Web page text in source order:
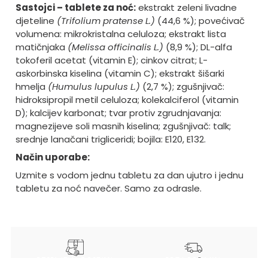
Sastojci – tablete za noć:ekstrakt zeleni livadne
djeteline (Trifolium pratense L.) (44,6 %); povećivač
volumena: mikrokristalna celuloza; ekstrakt lista
matičnjaka (Melissa officinalis L.) (8,9 %); DL-alfa
tokoferil acetat (vitamin E); cinkov citrat; L-
askorbinska kiselina (vitamin C); ekstrakt šišarki
hmelja (Humulus lupulus L.) (2,7 %); zgušnjivač:
hidroksipropil metil celuloza; kolekalciferol (vitamin
D); kalcijev karbonat; tvar protiv zgrudnjavanja:
magnezijeve soli masnih kiselina; zgušnjivač: talk;
srednje lanačani trigliceridi; bojila: E120, E132.
Način uporabe:
Uzmite s vodom jednu tabletu za dan ujutro i jednu
tabletu za noć navečer. Samo za odrasle.